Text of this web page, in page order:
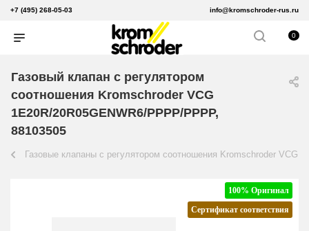
+7 (495) 268-05-03 info@kromschroder-rus.ru
0
Газовый клапан с регулятором
соотношения Kromschroder VCG
1E20R/20R05GENWR6/PPPP/PPPP,
88103505
Газовые клапаны с регулятором соотношения Kromschroder VCG
100% Оригинал
Сертификат соответствия